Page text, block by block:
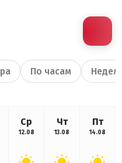
По часам
Ср
12.08
Чт
13.08
Пт
14.08